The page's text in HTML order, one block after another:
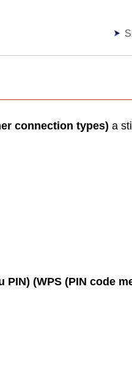
connection types) a
PIN) (WPS (PIN code